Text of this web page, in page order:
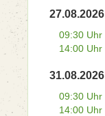
27.08.2026
09:30 Uhr
14:00 Uhr
31.08.2026
09:30 Uhr
14:00 Uhr